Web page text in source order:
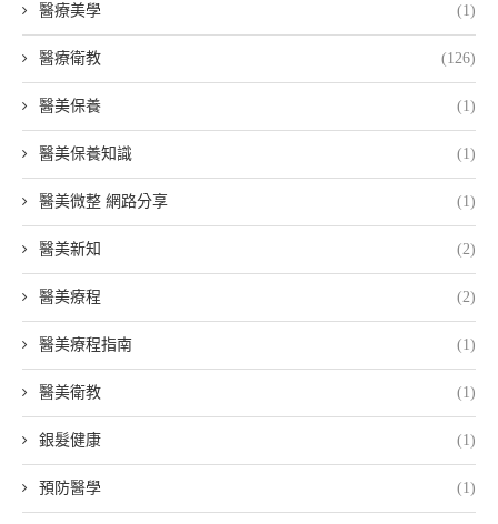
醫療美學 (1)
醫療衛教 (126)
醫美保養 (1)
醫美保養知識 (1)
醫美微整 網路分享 (1)
醫美新知 (2)
醫美療程 (2)
醫美療程指南 (1)
醫美衛教 (1)
銀髮健康 (1)
預防醫學 (1)